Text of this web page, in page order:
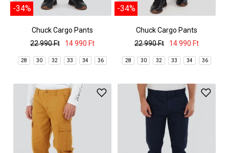
-34%
Chuck Cargo Pants
22 990 Ft
14 990 Ft
28 30 32 33 34 36
-34%
Chuck Cargo Pants
22 990 Ft
14 990 Ft
28 30 32 33 34 36